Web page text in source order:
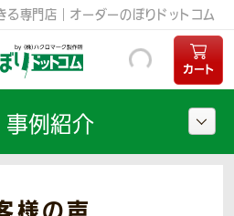
専門店｜オーダーのぼりドットコム
カート
事例紹介